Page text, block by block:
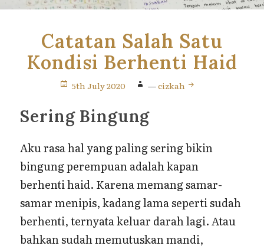
Catatan Salah Satu
Kondisi Berhenti Haid
5th July 2020 —cizkah
Sering Bingung
Aku rasa hal yang paling sering bikin
bingung perempuan adalah kapan
berhenti haid. Karena memang samar-
samar menipis, kadang lama seperti sudah
berhenti, ternyata keluar darah lagi. Atau
bahkan sudah memutuskan mandi,